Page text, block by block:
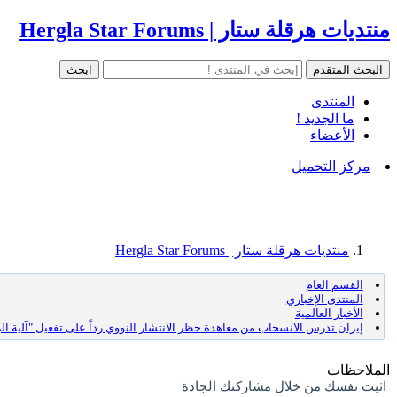
منتديات هرقلة ستار | Hergla Star Forums
المنتدى
ما الجديد !
الأعضاء
مركز التحميل
منتديات هرقلة ستار | Hergla Star Forums
القسم العام
المنتدى الإخباري
الأخبار العالمية
إيران تدرس الانسحاب من معاهدة حظر الانتشار النووي رداً على تفعيل "آلية
الملاحظات
اثبت نفسك من خلال مشاركتك الجادة